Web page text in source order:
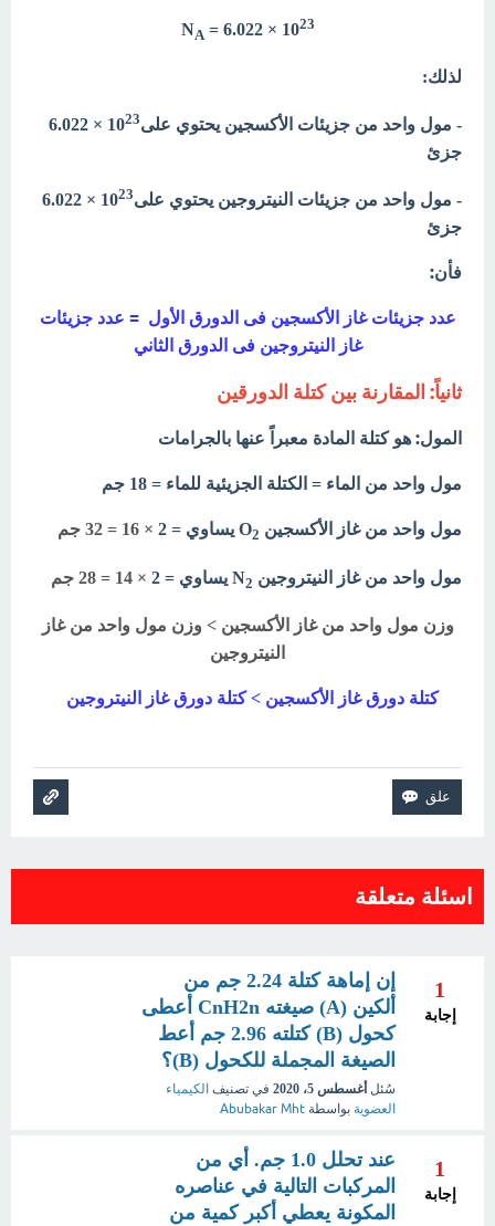
NA = 6.022 × 1023
لذلك:
- مول واحد من جزيئات الأكسجين يحتوي على1023
× 6.022
جزئ
- مول واحد من جزيئات النيتروجين يحتوي على1023
× 6.022
جزئ
فأن:
عدد جزيئات غاز الأكسجين فى الدورق الأول = عدد جزيئات
غاز النيتروجين فى الدورق الثاني
ثانياً: المقارنة بين كتلة الدورقين
المول: هو كتلة المادة معبراً عنها بالجرامات
مول واحد من الماء = الكتلة الجزيئية للماء = 18 جم
مول واحد من غاز الأكسجين O 2 يساوي = 2 × 16 = 32 جم
مول واحد من غاز النيتروجين N 2 يساوي = 2 × 14 = 28 جم
وزن مول واحد من غاز الأكسجين > وزن مول واحد من غاز
النيتروجين
كتلة دورق غاز الأكسجين > كتلة دورق غاز النيتروجين
اسئلة متعلقة
1
إجابة
إن إماهة كتلة 2.24 جم من
ألكين (A) صيغته CnH2n أعطى
كحول (B) كتلته 2.96 جم أعط
الصيغة المجملة للكحول (B)؟
سُئل أغسطس 5، 2020 في تصنيف الكيمياء
العضوية بواسطة Abubakar Mht
1
إجابة
عند تحلل 1.0 جم. أي من
المركبات التالية في عناصره
المكونة يعطي أكبر كمية من